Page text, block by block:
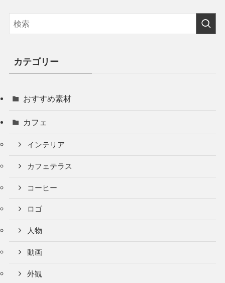
カテゴリー
おすすめ素材
カフェ
インテリア
カフェテラス
コーヒー
ロゴ
人物
動画
外観